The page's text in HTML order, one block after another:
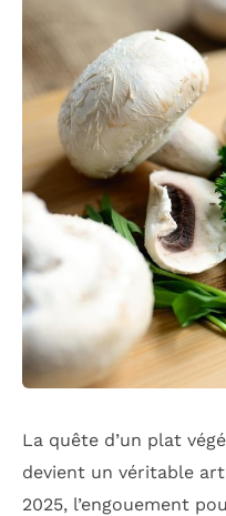
La quête d’un plat
devient un véritable
2025, l’engouement